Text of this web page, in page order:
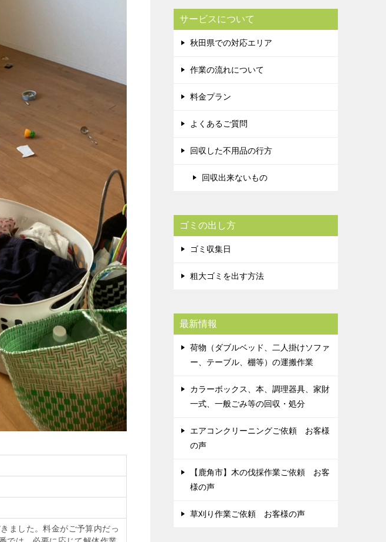
ました。料金がご予算内だっ
サービスについて
秋田県での対応エリア
作業の流れについて
料金プラン
よくあるご質問
回収した不用品の行方
回収出来ないもの
ゴミの出し方
ゴミ収集日
粗大ゴミを出す方法
最新情報
荷物（ダブルベッド、二人掛けソファ
ー、テーブル、棚等）の運搬作業
カラーボックス、本、調理器具、家財
一式、一般ごみ等の回収・処分
エアコンクリーニングご依頼 お客様
の声
【鹿角市】木の伐採作業ご依頼 お客
様の声
草刈り作業ご依頼 お客様の声